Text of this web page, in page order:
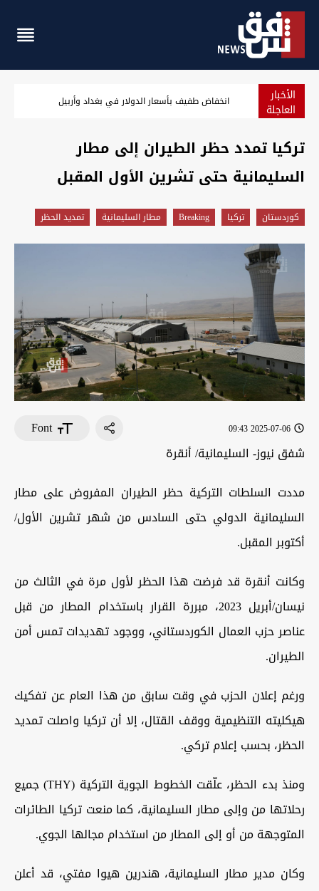
الأخبار
العاجلة من "يوم النصر" إلى ذكرى الحرب.. كيف تغيّرت نظرة العراقيين إلى 8/8؟
تركيا تمدد حظر الطيران إلى مطار
السليمانية حتى تشرين الأول المقبل
كوردستان تركيا Breaking مطار السليمانية تمديد الحظر
2025-07-06 09:43
Font
شفق نيوز- السليمانية/ أنقرة
مددت السلطات التركية حظر الطيران المفروض على مطار
السليمانية الدولي حتى السادس من شهر تشرين الأول/
أكتوبر المقبل.
وكانت أنقرة قد فرضت هذا الحظر لأول مرة في الثالث من
نيسان/أبريل 2023، مبررة القرار باستخدام المطار من قبل
عناصر حزب العمال الكوردستاني، ووجود تهديدات تمس أمن
الطيران.
ورغم إعلان الحزب في وقت سابق من هذا العام عن تفكيك
هيكليته التنظيمية ووقف القتال، إلا أن تركيا واصلت تمديد
الحظر، بحسب إعلام تركي.
ومنذ بدء الحظر، علّقت الخطوط الجوية التركية (THY) جميع
رحلاتها من وإلى مطار السليمانية، كما منعت تركيا الطائرات
المتوجهة من أو إلى المطار من استخدام مجالها الجوي.
وكان مدير مطار السليمانية، هندرين هيوا مفتي، قد أعلن